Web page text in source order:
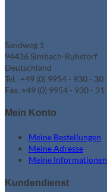
Sandweg 1
94436 Simbach-Ruhstorf
Deutschland
Tel. +49 (0) 9954 - 930 - 30
Fax. +49 (0) 9954 - 930 - 31
Mein Konto
Meine Bestellungen
Meine Adresse
Meine Informationen
Kundendienst